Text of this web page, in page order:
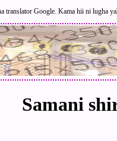
translator Google. Kama hii ni lugha
Samani